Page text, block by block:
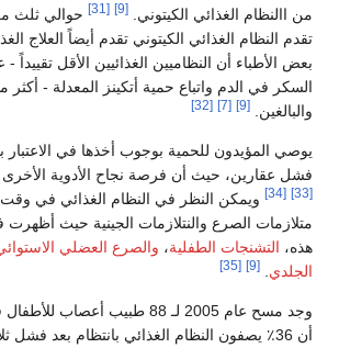
من االنظام الغذائي الكيتوني.
[9]
[31]
حوالي ثلث
تقدم النظام الغذائي الكيتوني تقدم أيضاً العلاج
بعض الأطباء أن النظاميين الغذائيين الأقل
السكر في الدم واتباع حمية أتكينز المعدلة - أكثر
والبالغين.
[9]
[7]
[32]
يوصي المؤيدون للحمية بوجوب أخذها في
فشل عقارين، حيث أن فرصة نجاح الأدوية الأخرى هي 10٪
[33]
[34]
ويمكن النظر في النظام الغذائي في
متلازمات الصرع والنتلازمات الجينية حيث أظهرت
هذه، التشنجات الطفلية، والصرع العضلي
الجلدي
[9]
[35]
وجد مسح عام 2005 لـ 88 طبيب
أن 36٪ يصفون النظام الغذائي بانتظام بعد فشل